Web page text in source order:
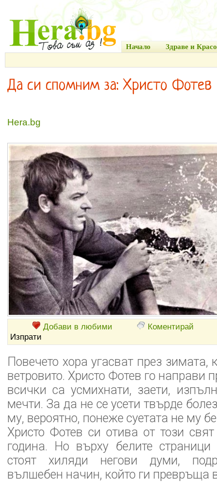
Начало Здраве и
Да си спомним за: Христо Фотев
Hera.bg
Добави в любими
Коментирай
Изпрати
Повечето хора угасват през зимата,
ветровито. Христо Фотев го направи
всички са усмихнати, заети,
мечти. За да не се усети твърде
му, вероятно, понеже суетата не му
Христо Фотев си отива от този
година. Но върху белите
стоят хиляди негови думи,
вълшебен начин, който ги превръща